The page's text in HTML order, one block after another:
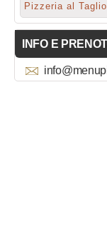
Pizzeria al Taglio
INFO E